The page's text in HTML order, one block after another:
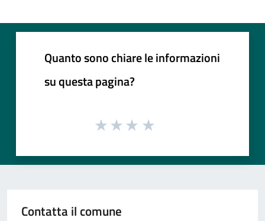
Quanto sono chiare le informazioni
su questa pagina?
Contatta il comune